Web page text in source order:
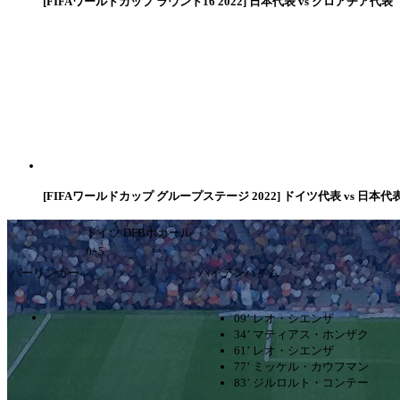
[FIFAワールドカップ グループステージ 2022] ドイツ代表 vs 日本代
ドイツ DFBポカール
0ｰ5
バーリンガー
ハイデンハイム
09’ レオ・シエンザ
34’ マティアス・ホンザク
61’ レオ・シエンザ
77’ ミッケル・カウフマン
83’ ジルロルト・コンテー